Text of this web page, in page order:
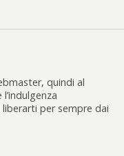
quindi al
per sempre dai